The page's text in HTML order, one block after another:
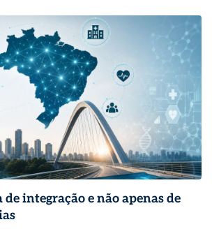
integração e não apenas de